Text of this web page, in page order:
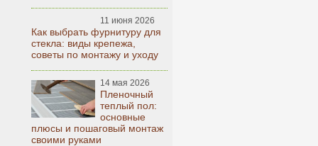
11 июня 2026
Как выбрать фурнитуру для
стекла: виды крепежа,
советы по монтажу и уходу
14 мая 2026
Пленочный
теплый пол:
основные
плюсы и пошаговый монтаж
своими руками